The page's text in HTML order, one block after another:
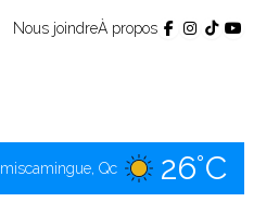
Nous joindreÀ propos
Qc 26°C